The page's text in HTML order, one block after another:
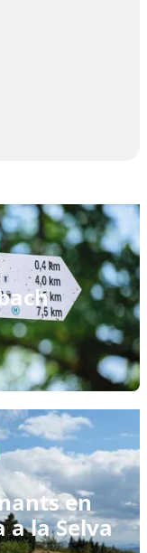
en
la Selva